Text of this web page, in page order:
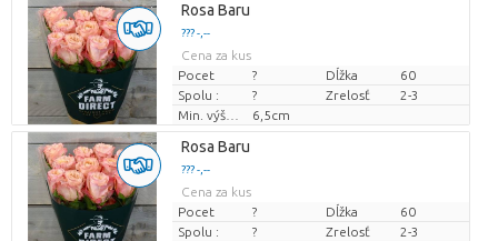
Rosa Baru
??? -,--
Cena za kus
Pocet
? Dĺžka
60
Spolu :
? Zrelosť
2-3
Min. výška kvetných pukov
6,5cm
Rosa Baru
??? -,--
Cena za kus
Pocet
? Dĺžka
60
Spolu :
? Zrelosť
2-3